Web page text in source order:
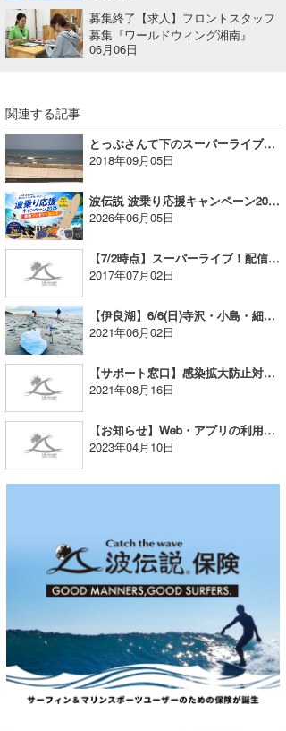
募集終了【求人】フロントスタッフ
募集『ワールドウィング湘南』
06月06日
関連する記事
とっぷさんて下のスーパーライブ！が高画質になりました
2018年09月05日
波伝説 波乗り応援キャンペーン2026
2026年06月05日
【7/2時点】スーパーライブ！配信状況についてのお知らせ
2017年07月02日
【伊良湖】6/6(日)寺沢・小島・細谷ポイントにてビーチクリーン開催！
2021年06月02日
【サポート窓口】感染拡大防止対策によるテレワーク体制について
2021年08月16日
【お知らせ】Web・アプリの利用推奨環境について
2023年04月10日
喜納海人
KID
KOBU
MIN
mitz
OYZ
S.K
Soulman
VAGY
waka☆=
YUKI☆
ハンマー
小川予報士
上條将美
唐澤予報士